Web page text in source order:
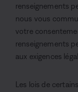
renseignements
nous vous
votre
renseignements
aux exigences
Les lois de